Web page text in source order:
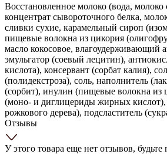
Восстановленное молоко (вода, молоко
концентрат сывороточного белка,
сливки сухие, карамельный сироп
пищевые волокна из цикория
масло кокосовое, влагоудерживающий
эмульгатор (соевый лецитин),
кислота), консервант (сорбат калия),
(полидекстроза), соль, наполнитель
(сорбит), инулин (пищевые волокна из
(моно- и диглицериды жирных кислот),
рожкового дерева), подсластитель
Отзывы
У этого товара еще нет отзывов,